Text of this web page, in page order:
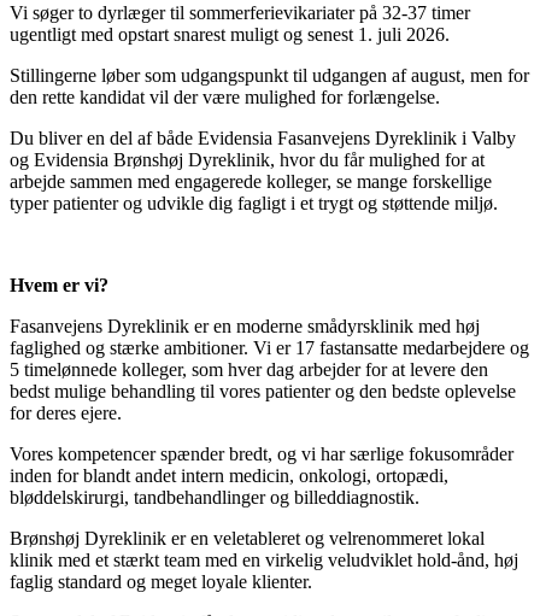
Vi søger to dyrlæger til sommerferievikariater på 32-37 timer
ugentligt med opstart snarest muligt og senest 1. juli 2026.
Stillingerne løber som udgangspunkt til udgangen af august, men for
den rette kandidat vil der være mulighed for forlængelse.
Du bliver en del af både Evidensia Fasanvejens Dyreklinik i Valby
og Evidensia Brønshøj Dyreklinik, hvor du får mulighed for at
arbejde sammen med engagerede kolleger, se mange forskellige
typer patienter og udvikle dig fagligt i et trygt og støttende miljø.
Hvem er vi?
Fasanvejens Dyreklinik er en moderne smådyrsklinik med høj
faglighed og stærke ambitioner. Vi er 17 fastansatte medarbejdere og
5 timelønnede kolleger, som hver dag arbejder for at levere den
bedst mulige behandling til vores patienter og den bedste oplevelse
for deres ejere.
Vores kompetencer spænder bredt, og vi har særlige fokusområder
inden for blandt andet intern medicin, onkologi, ortopædi,
bløddelskirurgi, tandbehandlinger og billeddiagnostik.
Brønshøj Dyreklinik er en veletableret og velrenommeret lokal
klinik med et stærkt team med en virkelig veludviklet hold-ånd, høj
faglig standard og meget loyale klienter.